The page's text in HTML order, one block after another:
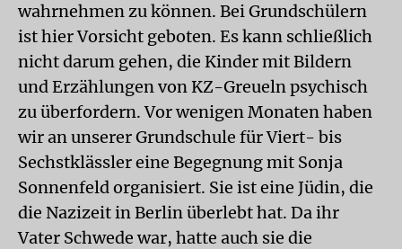
wahrnehmen zu können. Bei Grundschülern
ist hier Vorsicht geboten. Es kann schließlich
nicht darum gehen, die Kinder mit Bildern
und Erzählungen von KZ-Greueln psychisch
zu überfordern. Vor wenigen Monaten haben
wir an unserer Grundschule für Viert- bis
Sechstklässler eine Begegnung mit Sonja
Sonnenfeld organisiert. Sie ist eine Jüdin, die
die Nazizeit in Berlin überlebt hat. Da ihr
Vater Schwede war, hatte auch sie die